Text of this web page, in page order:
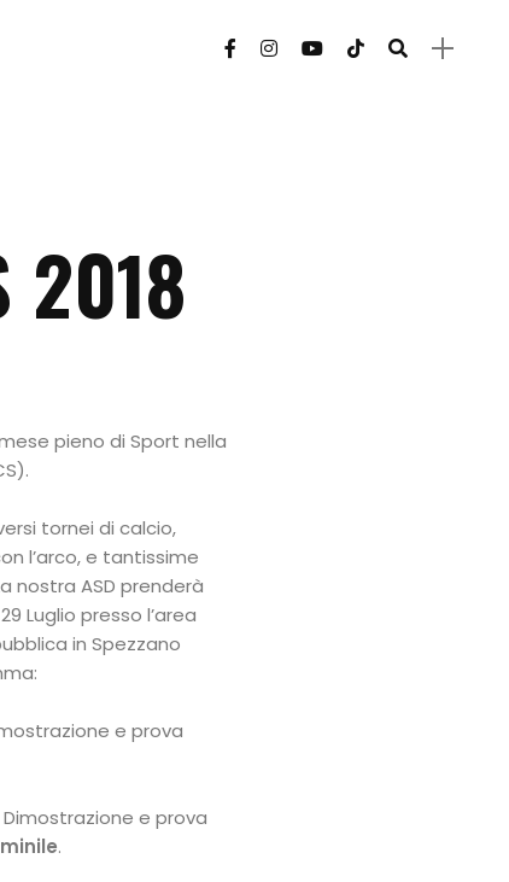
2018
pieno di Sport nella
tornei di calcio,
l’arco, e tantissime
nostra ASD prenderà
Luglio presso l’area
in Spezzano
e prova
Dimostrazione e prova
.